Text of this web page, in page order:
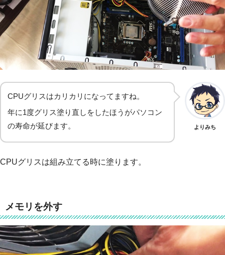
CPUグリスはカリカリになってますね。
年に1度グリス塗り直しをしたほうがパソコン
の寿命が延びます。
よりみち
CPUグリスは組み立てる時に塗ります。
メモリを外す